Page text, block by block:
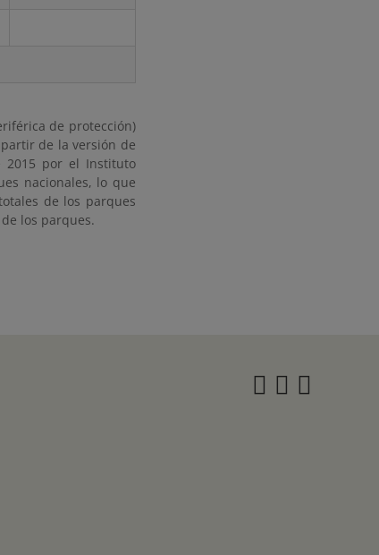
de protección)
de la versión de
2015 por el Instituto
nacionales, lo que
de los parques
los parques.
Twitter